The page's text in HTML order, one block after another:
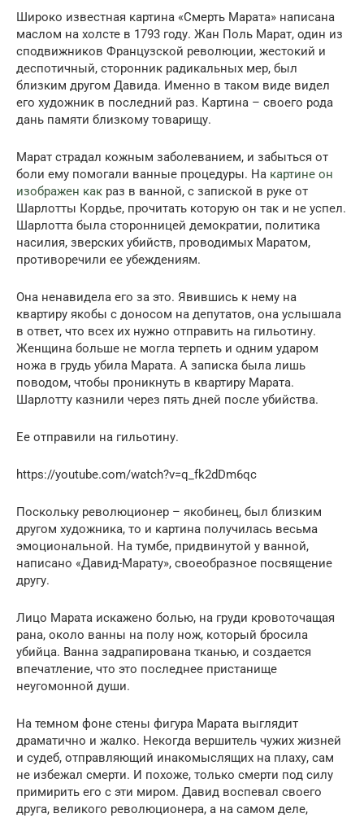
Широко известная картина «Смерть Марата» написана
маслом на холсте в 1793 году. Жан Поль Марат, один из
сподвижников Французской революции, жестокий и
деспотичный, сторонник радикальных мер, был
близким другом Давида. Именно в таком виде видел
его художник в последний раз. Картина – своего рода
дань памяти близкому товарищу.
Марат страдал кожным заболеванием, и забыться от
боли ему помогали ванные процедуры. На картине он
изображен как раз в ванной, с запиской в руке от
Шарлотты Кордье, прочитать которую он так и не успел.
Шарлотта была сторонницей демократии, политика
насилия, зверских убийств, проводимых Маратом,
противоречили ее убеждениям.
Она ненавидела его за это. Явившись к нему на
квартиру якобы с доносом на депутатов, она услышала
в ответ, что всех их нужно отправить на гильотину.
Женщина больше не могла терпеть и одним ударом
ножа в грудь убила Марата. А записка была лишь
поводом, чтобы проникнуть в квартиру Марата.
Шарлотту казнили через пять дней после убийства.
Ее отправили на гильотину.
https://youtube.com/watch?v=q_fk2dDm6qc
Поскольку революционер – якобинец, был близким
другом художника, то и картина получилась весьма
эмоциональной. На тумбе, придвинутой у ванной,
написано «Давид-Марату», своеобразное посвящение
другу.
Лицо Марата искажено болью, на груди кровоточащая
рана, около ванны на полу нож, который бросила
убийца. Ванна задрапирована тканью, и создается
впечатление, что это последнее пристанище
неугомонной души.
На темном фоне стены фигура Марата выглядит
драматично и жалко. Некогда вершитель чужих жизней
и судеб, отправляющий инакомыслящих на плаху, сам
не избежал смерти. И похоже, только смерти под силу
примирить его с эти миром. Давид воспевал своего
друга, великого революционера, а на самом деле,